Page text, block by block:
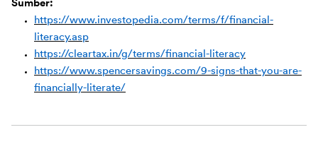
Sumber:
https://www.investopedia.com/terms/f/financial-
literacy.asp
https://cleartax.in/g/terms/financial-literacy
https://www.spencersavings.com/9-signs-that-you-are-
financially-literate/